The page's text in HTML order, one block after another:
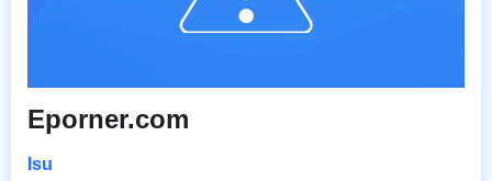
Eporner.com
Isu